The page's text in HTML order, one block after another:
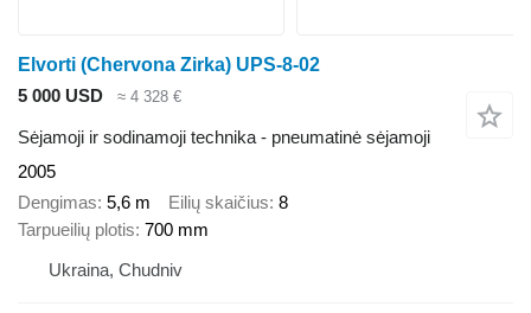
Elvorti (Chervona Zirka) UPS-8-02
5 000 USD
≈ 4 328 €
Sėjamoji ir sodinamoji technika - pneumatinė sėjamoji
2005
Dengimas 5,6 m Eilių skaičius 8
Tarpueilių plotis 700 mm
Ukraina, Chudniv